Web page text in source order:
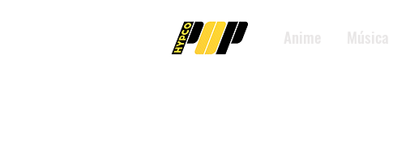
Anime Música